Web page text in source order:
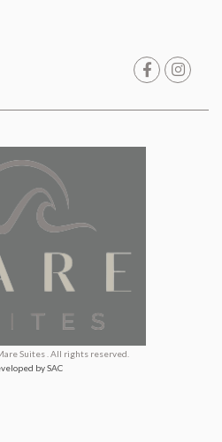
Suites . All rights reserved.
by SAC